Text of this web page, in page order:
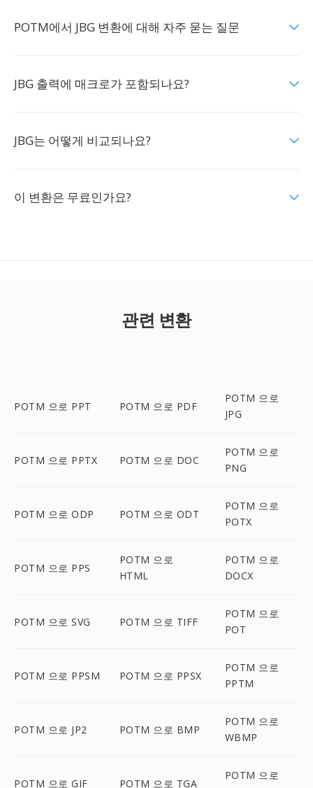
POTM에서 JBG 변환에 대해 자주 묻는 질문
JBG 출력에 매크로가 포함되나요?
JBG는 어떻게 비교되나요?
이 변환은 무료인가요?
관련 변환
POTM 으로 PPT POTM 으로 PDF
POTM 으로
JPG
POTM 으로 PPTX POTM 으로 DOC
POTM 으로
PNG
POTM 으로 ODP POTM 으로 ODT
POTM 으로
POTX
POTM 으로 PPS
POTM 으로
HTML
POTM 으로
DOCX
POTM 으로 SVG POTM 으로 TIFF
POTM 으로
POT
POTM 으로 PPSM POTM 으로 PPSX
POTM 으로
PPTM
POTM 으로 JP2 POTM 으로 BMP
POTM 으로
WBMP
POTM 으로 GIF POTM 으로 TGA
POTM 으로